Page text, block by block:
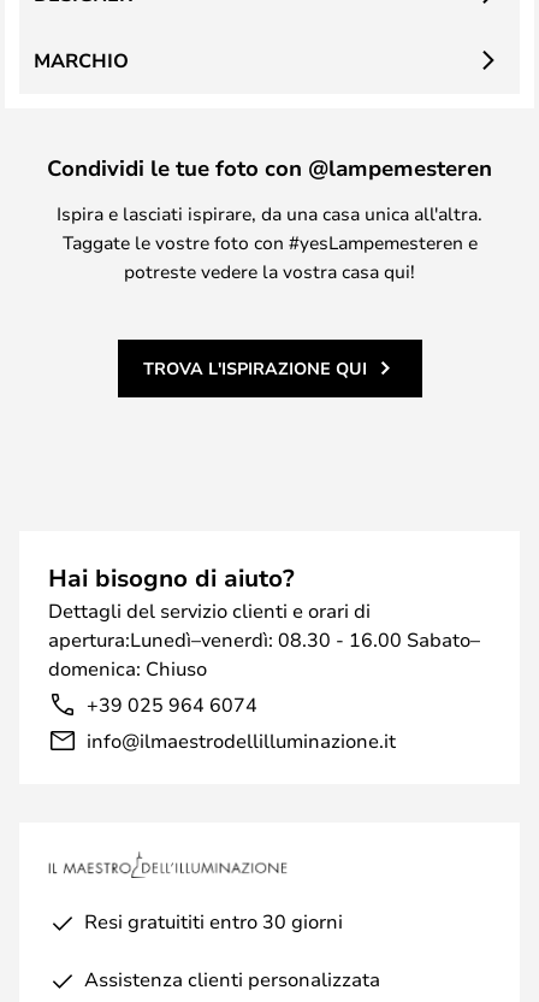
MARCHIO
Condividi le tue foto con @lampemesteren
Ispira e lasciati ispirare, da una casa unica all'altra.
Taggate le vostre foto con #yesLampemesteren e
potreste vedere la vostra casa qui!
TROVA L'ISPIRAZIONE QUI
Hai bisogno di aiuto?
Dettagli del servizio clienti e orari di
apertura:Lunedì–venerdì: 08.30 - 16.00 Sabato–
domenica: Chiuso
+39 025 964 6074
info@ilmaestrodellilluminazione.it
Resi gratuititi entro 30 giorni
Assistenza clienti personalizzata